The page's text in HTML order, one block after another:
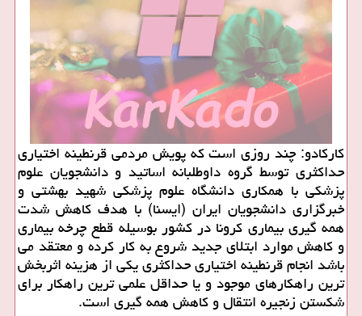
كاركادو: چند روزی است كه پویش مردمی قرنطینه اختیاری
حداكثری توسط گروه داوطلبانه اساتید و دانشجویان علوم
پزشكی با همكاری دانشگاه علوم پزشكی شهید بهشتی و
خبرگزاری دانشجویان ایران (ایسنا) با هدف كاهش شدت
همه گیری بیماری كرونا در كشور بوسیله قطع چرخه بیماری
و كاهش موارد ابتلای جدید شروع به كار كرده و معتقد می
باشد انجام قرنطینه اختیاری حداكثری یكی از هزینه اثربخش
ترین راهكارهای موجود و یا حداقل علمی ترین راهكار برای
شكستن زنجیره انتقال و كاهش همه گیری است.